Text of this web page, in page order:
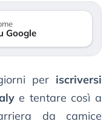
Google
per iscriversi
e tentare così a
da camice